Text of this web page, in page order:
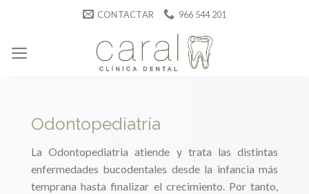
CONTACTAR 966 544 201
Odontopediatría
La Odontopediatria atiende y trata las distintas
enfermedades bucodentales desde la infancia más
temprana hasta finalizar el crecimiento. Por tanto,